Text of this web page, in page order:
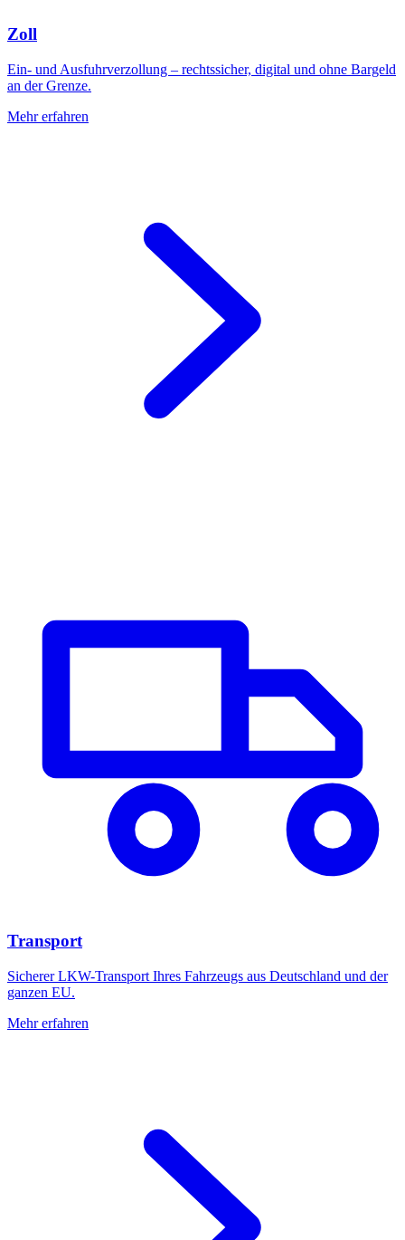
Zoll
Ein- und Ausfuhrverzollung – rechtssicher, digital und ohne Bargeld
an der Grenze.
Mehr erfahren
Transport
Sicherer LKW-Transport Ihres Fahrzeugs aus Deutschland und der
ganzen EU.
Mehr erfahren